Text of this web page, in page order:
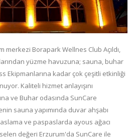
Borapark Wellnes Club Açıldı,
yüzme havuzuna; sauna, buhar
Ekipmanlarına kadar çok çeşitli etkinliği
Kaliteli hizmet anlayışını
ve Buhar odasında SunCare
sauna yapımında duvar ahşabı
ve paspaslarda ayous ağacı
değeri Erzurum'da SunCare ile